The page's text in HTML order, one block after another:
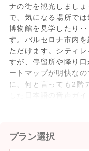
ナの街を観光しまし
で、気になる場所で
博物館を見学したり･
す。バルセロナ市内
ただけます。シティ
すが、停留所や降り
ートマップが明快な
に、何と言っても2階
した日本語の音声ガイ
プラン選択